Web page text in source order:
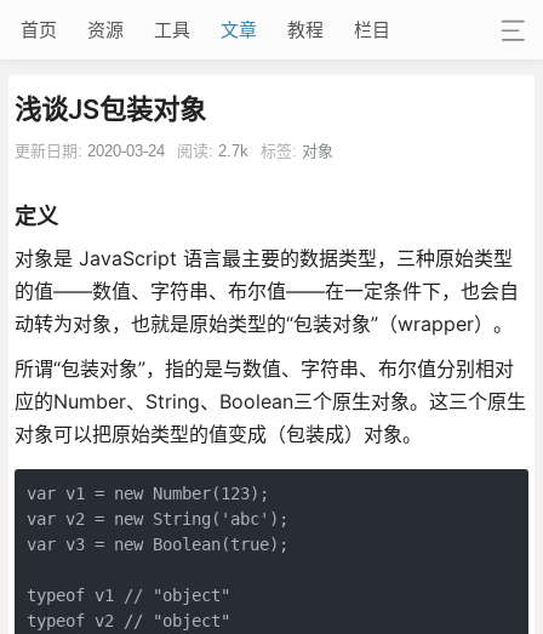
首页 资源 工具 文章 教程 栏目
浅谈JS包装对象
更新日期: 2020-03-24 阅读: 2.7k 标签: 对象
定义
对象是 JavaScript 语言最主要的数据类型，三种原始类型
的值——数值、字符串、布尔值——在一定条件下，也会自
动转为对象，也就是原始类型的“包装对象”（wrapper）。
所谓“包装对象”，指的是与数值、字符串、布尔值分别相对
应的Number、String、Boolean三个原生对象。这三个原生
对象可以把原始类型的值变成（包装成）对象。
var v1 = new Number(123);
var v2 = new String('abc');
var v3 = new Boolean(true);
typeof v1 // "object"
typeof v2 // "object"